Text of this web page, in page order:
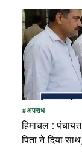
#अपराध
हिमाचल : पंचायत
पिता ने दिया